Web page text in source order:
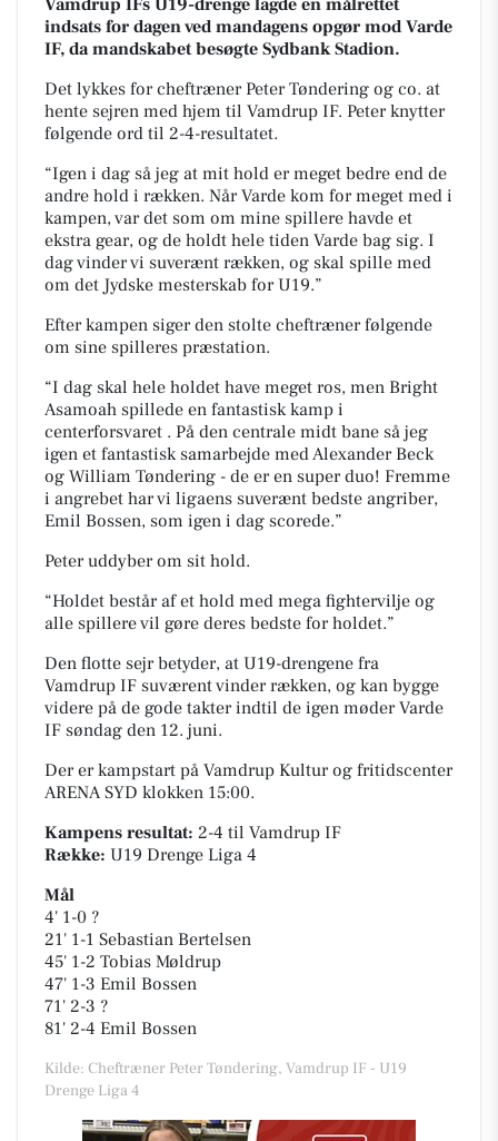
indsats for dagen ved mandagens opgør mod Varde
IF, da mandskabet besøgte Sydbank Stadion.
Det lykkes for cheftræner Peter Tøndering og co. at
hente sejren med hjem til Vamdrup IF. Peter knytter
følgende ord til 2-4-resultatet.
“Igen i dag så jeg at mit hold er meget bedre end de
andre hold i rækken. Når Varde kom for meget med i
kampen, var det som om mine spillere havde et
ekstra gear, og de holdt hele tiden Varde bag sig. I
dag vinder vi suverænt rækken, og skal spille med
om det Jydske mesterskab for U19.”
Efter kampen siger den stolte cheftræner følgende
om sine spilleres præstation.
“I dag skal hele holdet have meget ros, men Bright
Asamoah spillede en fantastisk kamp i
centerforsvaret . På den centrale midt bane så jeg
igen et fantastisk samarbejde med Alexander Beck
og William Tøndering - de er en super duo! Fremme
i angrebet har vi ligaens suverænt bedste angriber,
Emil Bossen, som igen i dag scorede.”
Peter uddyber om sit hold.
“Holdet består af et hold med mega fightervilje og
alle spillere vil gøre deres bedste for holdet.”
Den flotte sejr betyder, at U19-drengene fra
Vamdrup IF suværent vinder rækken, og kan bygge
videre på de gode takter indtil de igen møder Varde
IF søndag den 12. juni.
Der er kampstart på Vamdrup Kultur og fritidscenter
ARENA SYD klokken 15:00.
Kampens resultat: 2-4 til Vamdrup IF
Række: U19 Drenge Liga 4
Mål
4' 1-0 ?
21' 1-1 Sebastian Bertelsen
45' 1-2 Tobias Møldrup
47' 1-3 Emil Bossen
71' 2-3 ?
81' 2-4 Emil Bossen
Kilde: Cheftræner Peter Tøndering, Vamdrup IF - U19
Drenge Liga 4